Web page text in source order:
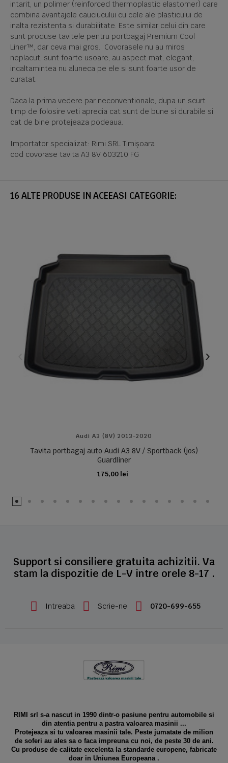
intarit, un polimer (reinforced thermoplastic elastomer) care
combina avantajele cauciucului cu cele ale plasticului de
inalta rezistenta si durabilitate. Este similar celui din care
sunt produse tavitele pentru portbagaj Premium Cool
Liner™, dar ceva mai gros. Covorasele nu au miros
neplacut, sunt foarte usoare, au aspect mat, elegant,
incaltamintea nu aluneca pe ele si sunt foarte usor de
curatat.
Daca la prima vedere par neconventionale, dupa un scurt
timp de folosire veti aprecia cat sunt de bune si durabile si
cat de bine protejeaza podeaua.
Importator specializat: Rimi SRL Timișoara
cod covorase tavita A3 8V 603210 FG
16 ALTE PRODUSE IN ACEEASI CATEGORIE:
Audi A3 (8V) 2013-2020
Tavita portbagaj auto Audi A3 8V / Sportback (jos)
Guardliner
175,00 lei
ADAUGA IN COS
Support si consiliere gratuita achizitii. Va
stam la dispozitie de L-V intre orele 8-17 .
Intreaba Scrie-ne 0720-699-655
RIMI srl s-a nascut in 1990 dintr-o pasiune pentru automobile si
din atentia pentru a pastra valoarea masinii ...
Protejeaza si tu valoarea masinii tale. Peste jumatate de milion
de soferi au ales sa o faca impreuna cu noi, de peste 30 de ani.
Cu produse de calitate excelenta la standarde europene, fabricate
doar in Uniunea Europeana .